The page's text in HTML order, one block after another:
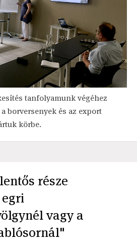
tanfolyamunk végéhez
borversenyek és az export
körbe.
része
vagy a